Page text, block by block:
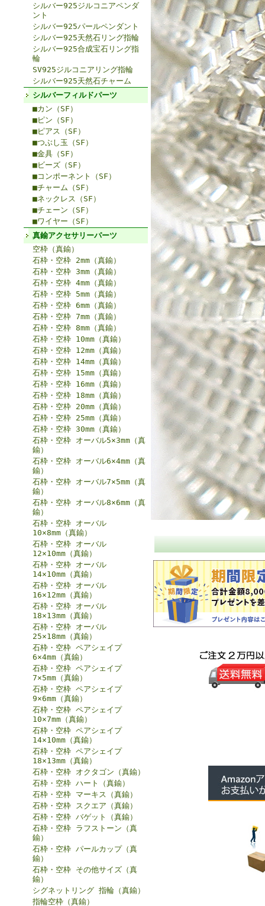
シルバー925ジルコニアペンダ
ント
シルバー925パールペンダント
シルバー925天然石リング指輪
シルバー925合成宝石リング指
輪
SV925ジルコニアリング指輪
シルバー925天然石チャーム
シルバーフィルドパーツ
■カン（SF）
■ピン（SF）
■ピアス（SF）
■つぶし玉（SF）
■金具（SF）
■ビーズ（SF）
■コンポーネント（SF）
■チャーム（SF）
■ネックレス（SF）
■チェーン（SF）
■ワイヤー（SF）
真鍮アクセサリーパーツ
空枠（真鍮）
石枠・空枠 2mm（真鍮）
石枠・空枠 3mm（真鍮）
石枠・空枠 4mm（真鍮）
石枠・空枠 5mm（真鍮）
石枠・空枠 6mm（真鍮）
石枠・空枠 7mm（真鍮）
石枠・空枠 8mm（真鍮）
石枠・空枠 10mm（真鍮）
石枠・空枠 12mm（真鍮）
石枠・空枠 14mm（真鍮）
石枠・空枠 15mm（真鍮）
石枠・空枠 16mm（真鍮）
石枠・空枠 18mm（真鍮）
石枠・空枠 20mm（真鍮）
石枠・空枠 25mm（真鍮）
石枠・空枠 30mm（真鍮）
石枠・空枠 オーバル5×3mm（真
鍮）
石枠・空枠 オーバル6×4mm（真
鍮）
石枠・空枠 オーバル7×5mm（真
鍮）
石枠・空枠 オーバル8×6mm（真
鍮）
石枠・空枠 オーバル
10×8mm（真鍮）
石枠・空枠 オーバル
12×10mm（真鍮）
石枠・空枠 オーバル
14×10mm（真鍮）
石枠・空枠 オーバル
16×12mm（真鍮）
石枠・空枠 オーバル
18×13mm（真鍮）
石枠・空枠 オーバル
25×18mm（真鍮）
石枠・空枠 ペアシェイプ
6×4mm（真鍮）
石枠・空枠 ペアシェイプ
7×5mm（真鍮）
石枠・空枠 ペアシェイプ
9×6mm（真鍮）
石枠・空枠 ペアシェイプ
10×7mm（真鍮）
石枠・空枠 ペアシェイプ
14×10mm（真鍮）
石枠・空枠 ペアシェイプ
18×13mm（真鍮）
石枠・空枠 オクタゴン（真鍮）
石枠・空枠 ハート（真鍮）
石枠・空枠 マーキス（真鍮）
石枠・空枠 スクエア（真鍮）
石枠・空枠 バゲット（真鍮）
石枠・空枠 ラフストーン（真
鍮）
石枠・空枠 パールカップ（真
鍮）
石枠・空枠 その他サイズ（真
鍮）
シグネットリング 指輪（真鍮）
指輪空枠（真鍮）